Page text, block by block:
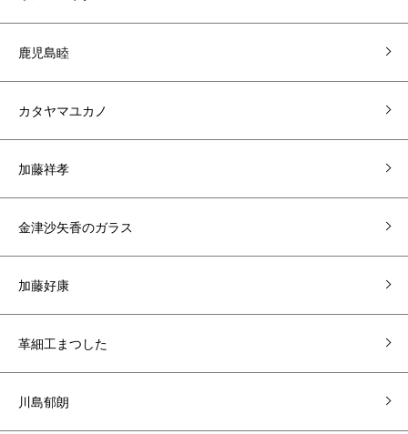
鹿児島睦
カタヤマユカノ
加藤祥孝
金津沙矢香のガラス
加藤好康
革細工まつした
川島郁朗